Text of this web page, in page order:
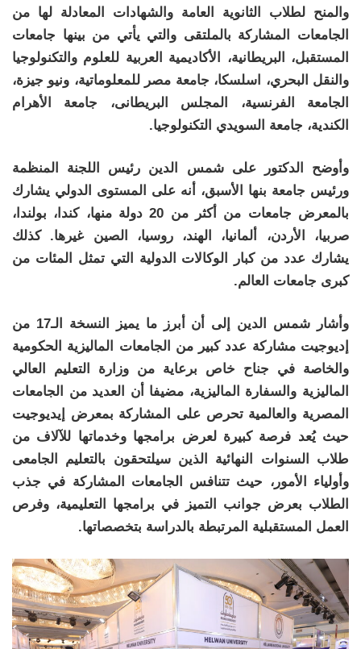
والمنح لطلاب الثانوية العامة والشهادات المعادلة لها من
الجامعات المشاركة بالملتقى والتي يأتي من بينها جامعات
المستقبل، البريطانية، الأكاديمية العربية للعلوم والتكنولوجيا
والنقل البحري، اسلسكا، جامعة مصر للمعلوماتية، ونيو جيزة،
الجامعة الفرنسية، المجلس البريطانى، جامعة الأهرام
الكندية، جامعة السويدي التكنولوجيا.
وأوضح الدكتور على شمس الدين رئيس اللجنة المنظمة
ورئيس جامعة بنها الأسبق، أنه على المستوى الدولي يشارك
بالمعرض جامعات من أكثر من 20 دولة منها، كندا، بولندا،
صربيا، الأردن، ألمانيا، الهند، روسيا، الصين غيرها. كذلك
يشارك عدد من كبار الوكالات الدولية التي تمثل المئات من
كبرى جامعات العالم.
وأشار شمس الدين إلى أن أبرز ما يميز النسخة الـ17 من
إديوجيت مشاركة عدد كبير من الجامعات الماليزية الحكومية
والخاصة في جناح خاص برعاية من وزارة التعليم العالي
الماليزية والسفارة الماليزية، مضيفا أن العديد من الجامعات
المصرية والعالمية تحرص على المشاركة بمعرض إيديوجيت
حيث يُعد فرصة كبيرة لعرض برامجها وخدماتها للآلاف من
طلاب السنوات النهائية الذين سيلتحقون بالتعليم الجامعى
وأولياء الأمور، حيث تتنافس الجامعات المشاركة في جذب
الطلاب بعرض جوانب التميز في برامجها التعليمية، وفرص
العمل المستقبلية المرتبطة بالدراسة بتخصصاتها.